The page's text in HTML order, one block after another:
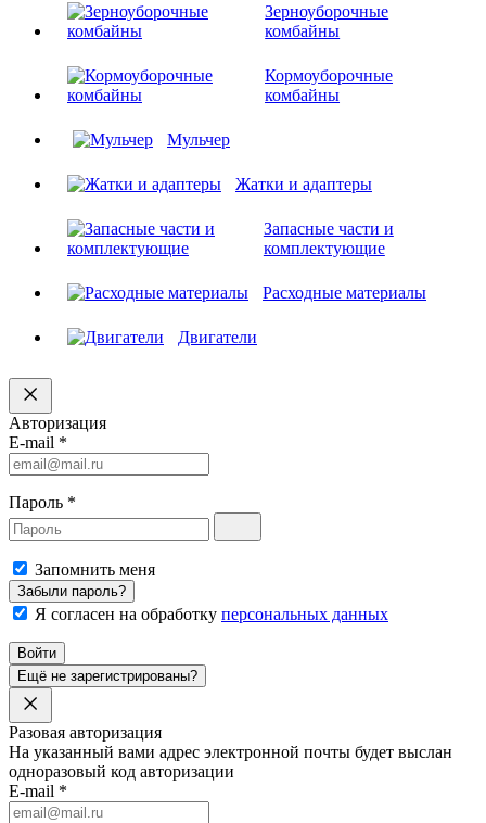
Зерноуборочные
комбайны
Кормоуборочные
комбайны
Мульчер
Жатки и адаптеры
Запасные части и
комплектующие
Расходные материалы
Двигатели
Авторизация
E-mail *
Пароль *
Запомнить меня
Забыли пароль?
Я согласен на обработку персональных данных
Войти
Ещё не зарегистрированы?
Разовая авторизация
На указанный вами адрес электронной почты будет выслан
одноразовый код авторизации
E-mail *